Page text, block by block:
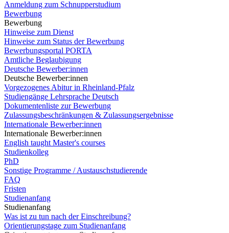
Anmeldung zum Schnupperstudium
Bewerbung
Bewerbung
Hinweise zum Dienst
Hinweise zum Status der Bewerbung
Bewerbungsportal PORTA
Amtliche Beglaubigung
Deutsche Bewerber:innen
Deutsche Bewerber:innen
Vorgezogenes Abitur in Rheinland-Pfalz
Studiengänge Lehrsprache Deutsch
Dokumentenliste zur Bewerbung
Zulassungsbeschränkungen & Zulassungsergebnisse
Internationale Bewerber:innen
Internationale Bewerber:innen
English taught Master's courses
Studienkolleg
PhD
Sonstige Programme / Austauschstudierende
FAQ
Fristen
Studienanfang
Studienanfang
Was ist zu tun nach der Einschreibung?
Orientierungstage zum Studienanfang